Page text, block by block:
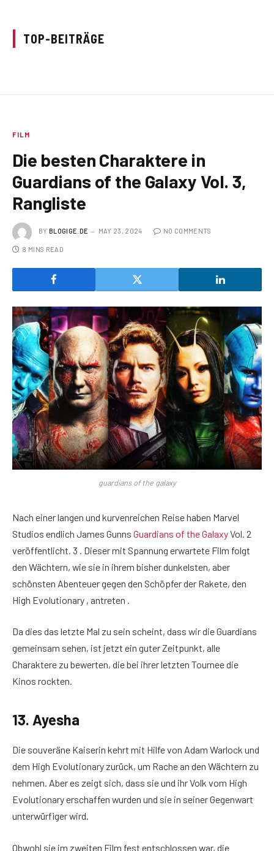
TOP-BEITRÄGE
FILM
Die besten Charaktere in
Guardians of the Galaxy Vol. 3,
Rangliste
BY BLOGIGE.DE MAY 23, 2024 NO COMMENTS
8 MINS READ
guardians of the galaxy
Nach einer langen und kurvenreichen Reise haben Marvel
Studios endlich James Gunns Guardians of the GalaxyVol. 2
veröffentlicht. 3 . Dieser mit Spannung erwartete Film folgt
den Wächtern, wie sie in ihrem bisher dunkelsten, aber
schönsten Abenteuer gegen den Schöpfer der Rakete, den
High Evolutionary , antreten .
Da dies das letzte Mal zu sein scheint, dass wir die Guardians
gemeinsam sehen, ist jetzt ein guter Zeitpunkt, alle
Charaktere zu bewerten, die bei ihrer letzten Tournee die
Kinos rockten.
13. Ayesha
Die souveräne Kaiserin kehrt mit Hilfe von Adam Warlock und
dem High Evolutionary zurück, um Rache an den Wächtern zu
nehmen. Aber es zeigt sich, dass sie und ihr Volk vom High
Evolutionary erschaffen wurden und sie in seiner Gegenwart
unterwürfiger wird.
Obwohl sie im zweiten Film fest entschlossen war, die